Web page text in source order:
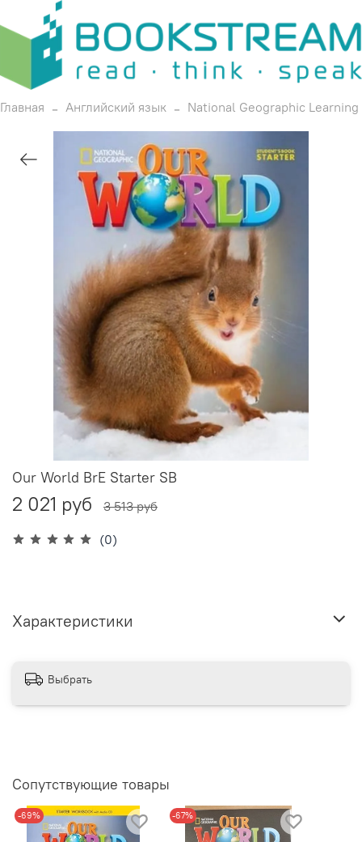
Главная Английский язык National Geographic Learning
(0)
Our World BrE Starter SB
2 021 руб 3 513 руб
Характеристики
Выбрать
Сопутствующие товары
-69% -67%